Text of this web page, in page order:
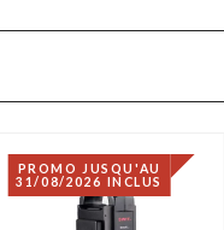
PROMO JUSQU'AU
31/08/2026 INCLUS